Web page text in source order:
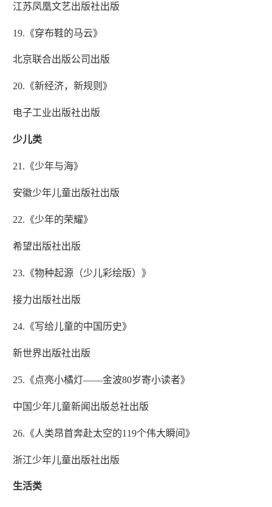
江苏凤凰文艺出版社出版
19.《穿布鞋的马云》
北京联合出版公司出版
20.《新经济，新规则》
电子工业出版社出版
少儿类
21.《少年与海》
安徽少年儿童出版社出版
22.《少年的荣耀》
希望出版社出版
23.《物种起源（少儿彩绘版）》
接力出版社出版
24.《写给儿童的中国历史》
新世界出版社出版
25.《点亮小橘灯——金波80岁寄小读者》
中国少年儿童新闻出版总社出版
26.《人类昂首奔赴太空的119个伟大瞬间》
浙江少年儿童出版社出版
生活类